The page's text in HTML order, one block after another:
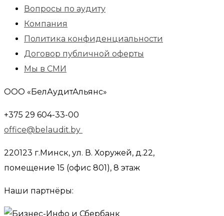
Вопросы по аудиту
Компания
Политика конфиденциальности
Договор публичной оферты
Мы в СМИ
ООО «БелАудитАльянс»
+375 29 604-33-00
office@belaudit.by
220123 г.Минск, ул. В. Хоружей, д.22,
помещение 15 (офис 801), 8 этаж
Наши партнёры: